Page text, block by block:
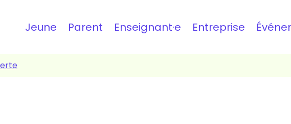
Jeune Parent Enseignant·e Entreprise